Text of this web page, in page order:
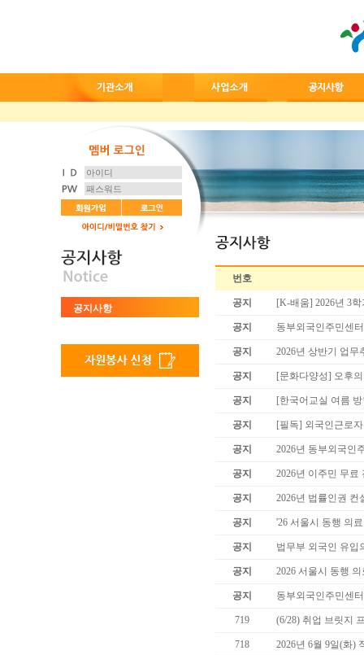
공지사항
번호
공지 [K-배움] 2026년 3
공지 동부외국인주민센
공지 2026년 상반기 업무
공지 [문화다양성] 오후
공지 [한국어교실 여름
공지 [필독] 외국인근로
공지 2026년 동부외국인
공지 2026년 이주민 무
공지 2026년 법률인권 컨
공지 '26 서울시 동행 의
공지 법무부 외국인 유
공지 2026 서울시 동행
공지 동부외국인주민센
719 (6/28) 취업 브릿지
718 2026년 6월 9일(화)